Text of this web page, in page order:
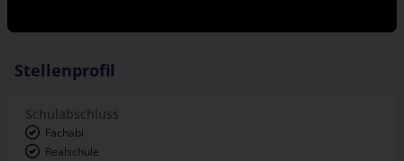
Stellenprofil
Schulabschluss
Realschule
Quali
Haupt- / Mittelschule